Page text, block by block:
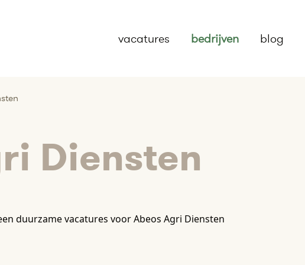
vacatures bedrijven blog
Diensten
duurzame vacatures voor Abeos Agri Diensten